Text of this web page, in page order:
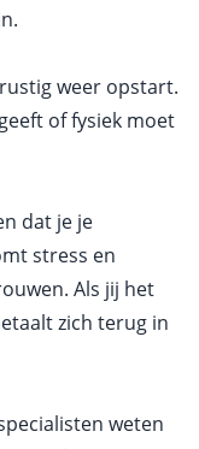
weer opstart.
of fysiek moet
dat je je
stress en
Als jij het
zich terug in
weten